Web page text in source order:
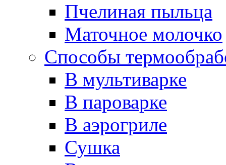
Пчелиная пыльца
Маточное молочко
Способы
В мультиварке
В пароварке
В аэрогриле
Сушка